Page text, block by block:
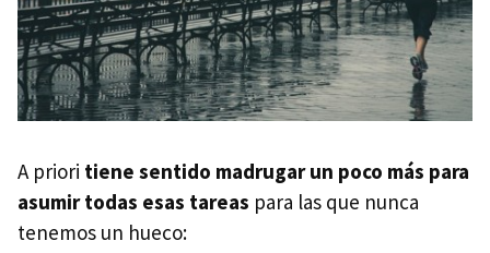
A priori tiene sentido madrugar un poco más para
asumir todas esas tareas para las que nunca
tenemos un hueco: